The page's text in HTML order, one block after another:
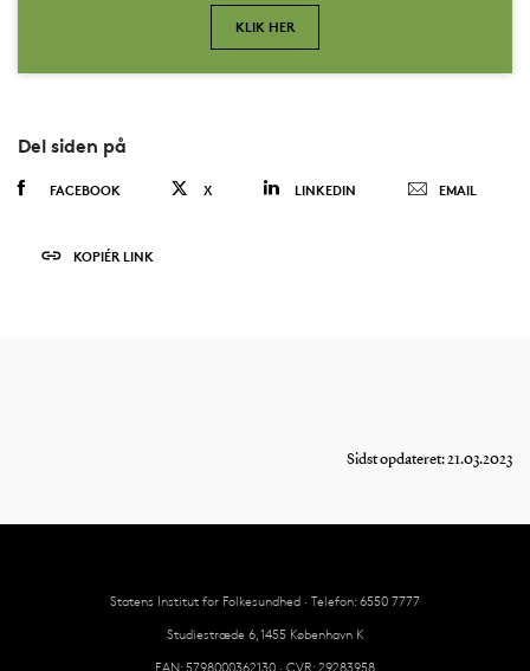
KLIK HER
Del siden på
FACEBOOK X LINKEDIN EMAIL
KOPIÉR LINK
Sidst opdateret: 21.03.2023
Statens Institut for Folkesundhed · Telefon: 6550 7777
Studiestræde 6, 1455 København K
EAN: 5798000362130 · CVR: 29283958